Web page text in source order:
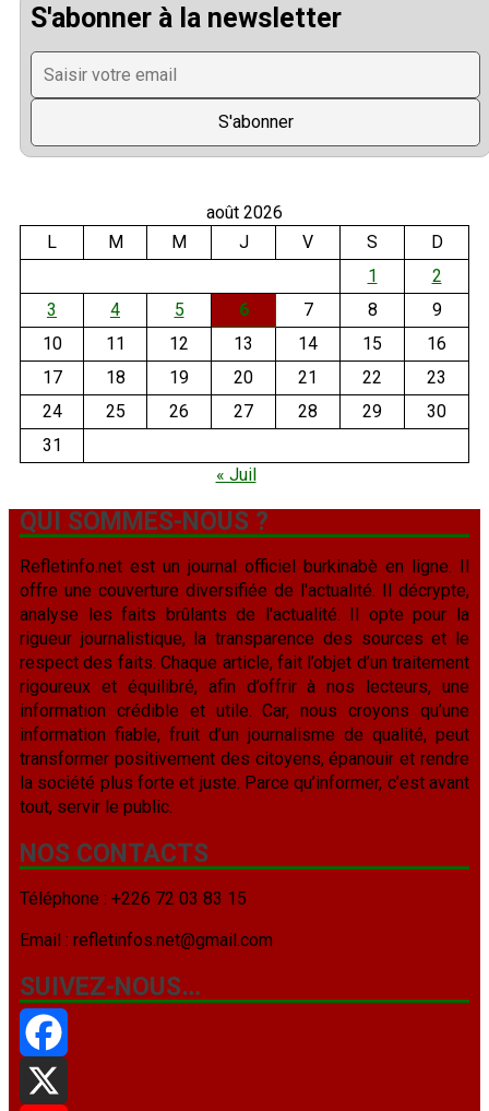
S'abonner à la newsletter
août 2026
L
M M J V S
D
1
2
3
4 5 6 7 8
9
10
11 12 13 14 15
16
17
18 19 20 21 22
23
24
25 26 27 28 29
30
31
« Juil
QUI SOMMES-NOUS ?
Refletinfo.net est un journal officiel burkinabè en ligne. Il
offre une couverture diversifiée de l'actualité. Il décrypte,
analyse les faits brûlants de l'actualité. Il opte pour la
rigueur journalistique, la transparence des sources et le
respect des faits. Chaque article, fait l’objet d’un traitement
rigoureux et équilibré, afin d’offrir à nos lecteurs, une
information crédible et utile. Car, nous croyons qu’une
information fiable, fruit d’un journalisme de qualité, peut
transformer positivement des citoyens, épanouir et rendre
la société plus forte et juste. Parce qu’informer, c’est avant
tout, servir le public.
NOS CONTACTS
Téléphone : +226 72 03 83 15
Email : refletinfos.net@gmail.com
SUIVEZ-NOUS…
Facebook